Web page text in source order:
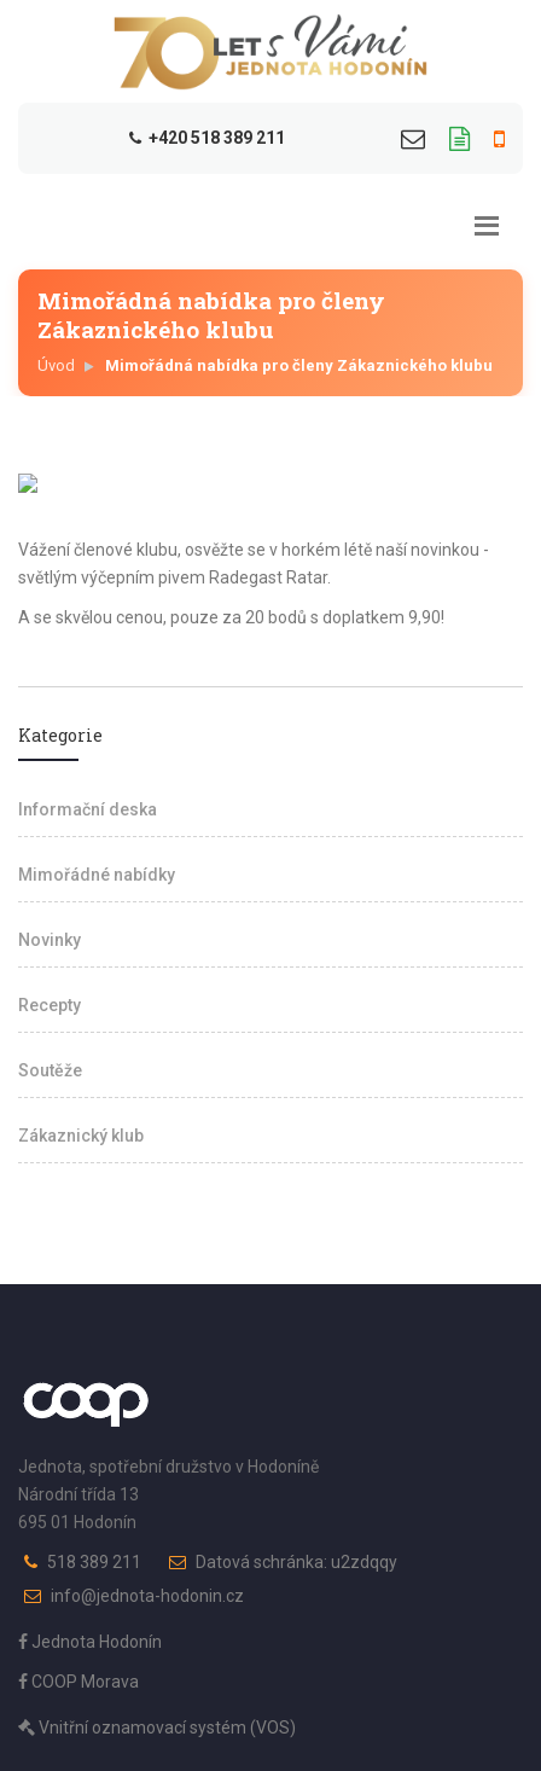
+420 518 389 211
Mimořádná nabídka pro členy
Zákaznického klubu
Úvod Mimořádná nabídka pro členy Zákaznického klubu
Vážení členové klubu, osvěžte se v horkém létě naší novinkou -
světlým výčepním pivem Radegast Ratar.
A se skvělou cenou, pouze za 20 bodů s doplatkem 9,90!
Kategorie
Informační deska
Mimořádné nabídky
Novinky
Recepty
Soutěže
Zákaznický klub
Jednota, spotřební družstvo v Hodoníně
Národní třída 13
695 01 Hodonín
518 389 211
Datová schránka: u2zdqqy
info@jednota-hodonin.cz
Jednota Hodonín
COOP Morava
Vnitřní oznamovací systém (VOS)